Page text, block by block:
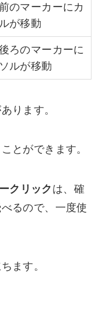
のマーカーにカ
が移動
ろのマーカーに
ルが移動
ります。
とができます。
クリック は、確
るので、一度使
ます。